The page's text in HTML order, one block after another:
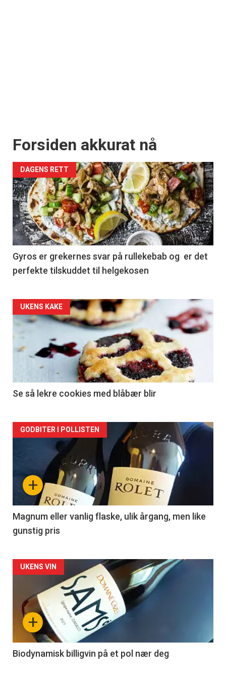
Forsiden akkurat nå
DAGENS RETT
Gyros er grekernes svar på rullekebab og er det
perfekte tilskuddet til helgekosen
Forsiden
akkurat
nå
2
UKENS KAKE
Se så lekre cookies med blåbær blir
Forsiden
akkurat
nå
3
+
GODBITER I POLLISTEN
Magnum eller vanlig flaske, ulik årgang, men like
gunstig pris
Forsiden
akkurat
nå
4
+
UKENS VIN
Biodynamisk billigvin på et pol nær deg